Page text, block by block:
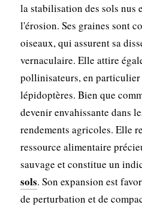
la stabilisation des sols nus
l'érosion. Ses graines sont
oiseaux, qui assurent sa
vernaculaire. Elle attire
pollinisateurs, en
lépidoptères. Bien que
devenir envahissante dans
rendements agricoles. Elle
ressource alimentaire
sauvage et constitue un
sols. Son expansion est
de perturbation et de